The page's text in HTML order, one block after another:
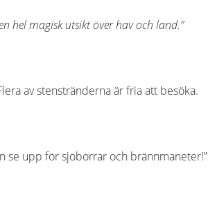
hel magisk utsikt över hav och land.”
av stenstränderna är fria att besöka.
se upp för sjöborrar och brännmaneter!”